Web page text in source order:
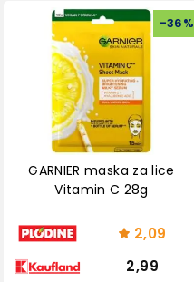
-36%
GARNIER maska za lice
Vitamin C 28g
2,09
2,99